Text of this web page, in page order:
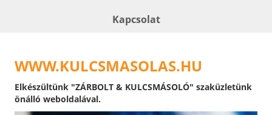
Kapcsolat
WWW.KULCSMASOLAS.HU
Elkészültünk "ZÁRBOLT & KULCSMÁSOLÓ" szaküzletünk
önálló weboldalával.